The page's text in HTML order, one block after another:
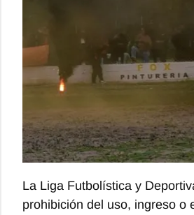
La Liga Futbolística y
prohibición del uso, ingreso o